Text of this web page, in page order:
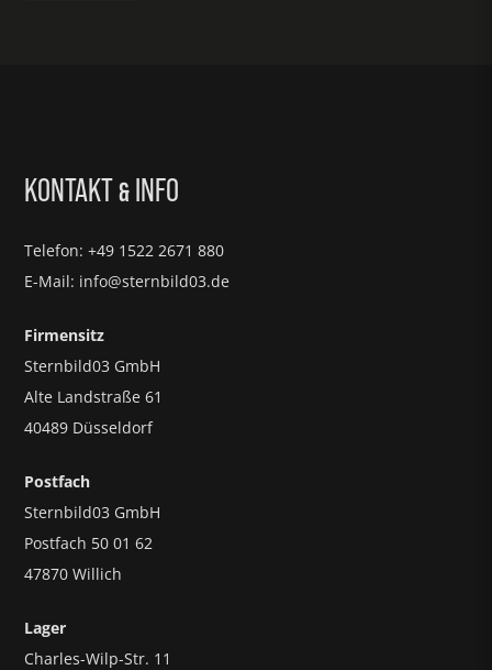
KONTAKT& INFO
Telefon: +49 1522 2671 880
E-Mail: info@sternbild03.de
Firmensitz
Sternbild03 GmbH
Alte Landstraße 61
40489 Düsseldorf
Postfach
Sternbild03 GmbH
Postfach 50 01 62
47870 Willich
Lager
Charles-Wilp-Str. 11